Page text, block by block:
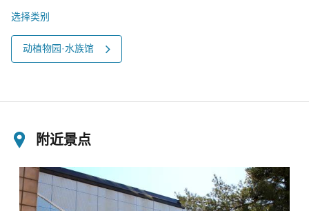
选择类别
动植物园·水族馆
附近景点